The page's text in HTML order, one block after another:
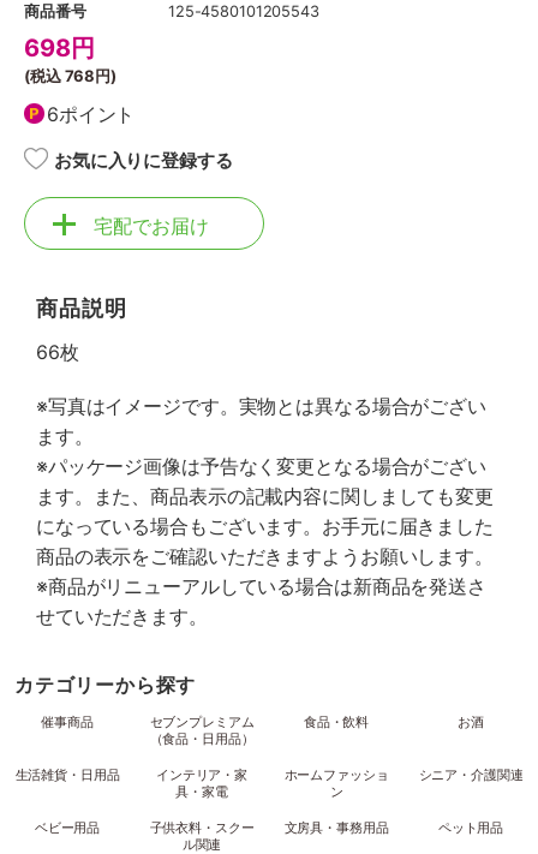
商品番号
125-4580101205543
698円
(税込768円)
6ポイント
お気に入りに登録する
宅配でお届け
商品説明
66枚
※写真はイメージです。実物とは異なる場合がござい
ます。
※パッケージ画像は予告なく変更となる場合がござい
ます。また、商品表示の記載内容に関しましても変更
になっている場合もございます。お手元に届きました
商品の表示をご確認いただきますようお願いします。
※商品がリニューアルしている場合は新商品を発送さ
せていただきます。
カテゴリーから探す
催事商品
セブンプレミアム
（食品・日用品）
食品・飲料 お酒
生活雑貨・日用品
インテリア・家
具・家電
ホームファッショ
ン
シニア・介護関連
ベビー用品
子供衣料・スクー
ル関連
文房具・事務用品 ペット用品